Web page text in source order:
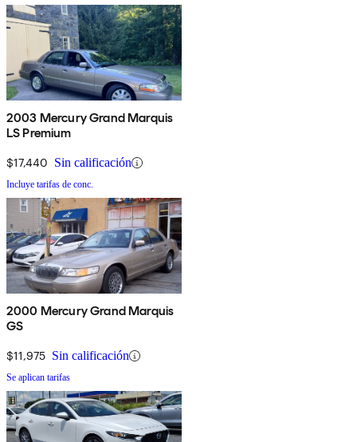
2003 Mercury Grand Marquis
LS Premium
$17,440 Sin calificación
Incluye tarifas de conc.
2000 Mercury Grand Marquis
GS
$11,975 Sin calificación
Se aplican tarifas